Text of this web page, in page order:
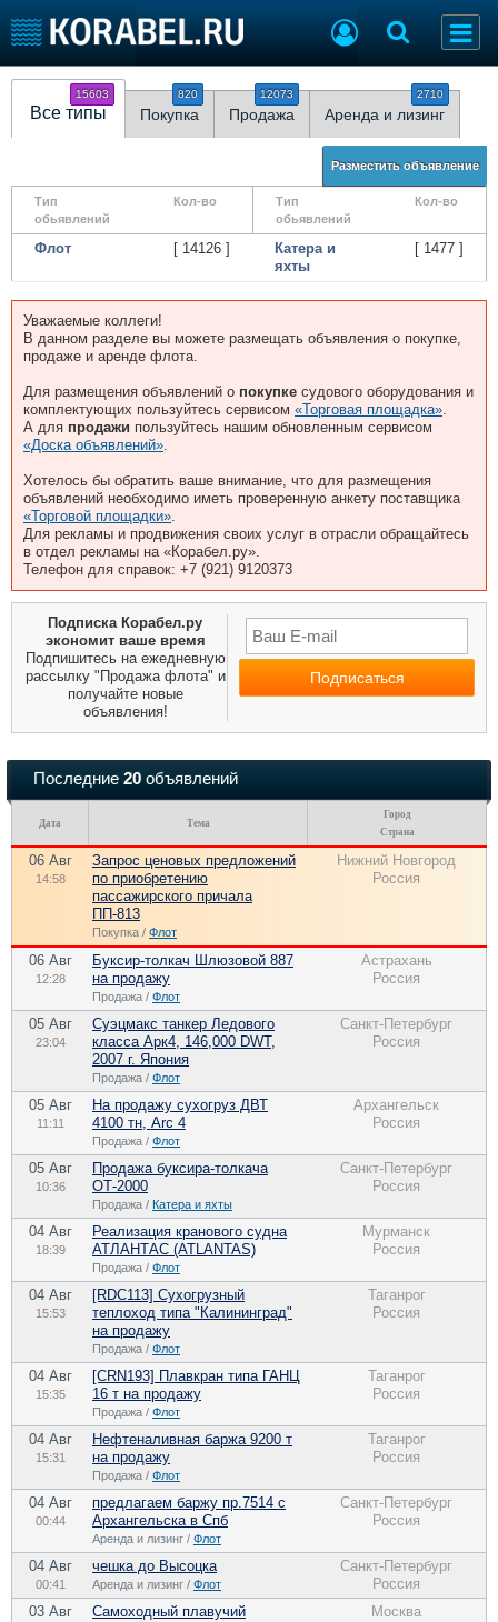
Судостроение
Компании
Репутация
Работа
Реклама
Торговая площадка
Доска объявлений
Продажа флота
Оборудование
Изделия
Материалы
Услуги
Конференции
Выставки и семинары
Личности
Флот
Галерея флота
Форум
Все службы
Все типы
15603
Покупка
820
Продажа
12073
Аренда и лизинг
2710
Разместить объявление
Тип
обьявлений
Кол-во
Тип
обьявлений
Кол-во
Флот [ 14126 ]
Катера и
яхты
[ 1477 ]
Уважаемые коллеги!
В данном разделе вы можете размещать объявления о покупке,
продаже и аренде флота.
Для размещения объявлений о покупке судового оборудования и
комплектующих пользуйтесь сервисом «Торговая площадка».
А для продажи пользуйтесь нашим обновленным сервисом
«Доска объявлений».
Хотелось бы обратить ваше внимание, что для размещения
объявлений необходимо иметь проверенную анкету поставщика
«Торговой площадки».
Для рекламы и продвижения своих услуг в отрасли обращайтесь
в отдел рекламы на «Корабел.ру».
Телефон для справок: +7 (921) 9120373
Подписка Корабел.ру
экономит ваше время
Подпишитесь на ежедневную
рассылку "Продажа флота" и
получайте новые
объявления!
Последние 20 объявлений
Дата Тема
Город
Страна
06 Авг
14:58
Запрос ценовых предложений
по приобретению
пассажирского причала
ПП-813
Покупка / Флот
Нижний Новгород
Россия
06 Авг
12:28
Буксир-толкач Шлюзовой 887
на продажу
Продажа / Флот
Астрахань
Россия
05 Авг
23:04
Суэцмакс танкер Ледового
класса Арк4, 146,000 DWT,
2007 г. Япония
Продажа / Флот
Санкт-Петербург
Россия
05 Авг
11:11
На продажу сухогруз ДВТ
4100 тн, Arc 4
Продажа / Флот
Архангельск
Россия
05 Авг
10:36
Продажа буксира-толкача
ОТ-2000
Продажа / Катера и яхты
Санкт-Петербург
Россия
04 Авг
18:39
Реализация кранового судна
АТЛАНТАС (ATLANTAS)
Продажа / Флот
Мурманск
Россия
04 Авг
15:53
[RDC113] Сухогрузный
теплоход типа "Калининград"
на продажу
Продажа / Флот
Таганрог
Россия
04 Авг
15:35
[CRN193] Плавкран типа ГАНЦ
16 т на продажу
Продажа / Флот
Таганрог
Россия
04 Авг
15:31
Нефтеналивная баржа 9200 т
на продажу
Продажа / Флот
Таганрог
Россия
04 Авг
00:44
предлагаем баржу пр.7514 с
Архангельска в Спб
Аренда и лизинг / Флот
Санкт-Петербург
Россия
04 Авг
00:41
чешка до Высоцка
Аренда и лизинг / Флот
Санкт-Петербург
Россия
03 Авг
Самоходный плавучий
Москва